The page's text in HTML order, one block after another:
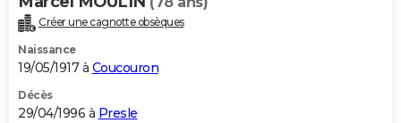
Créer une cagnotte obsèques
Naissance
19/05/1917 à Coucouron
Décès
29/04/1996 à Presle